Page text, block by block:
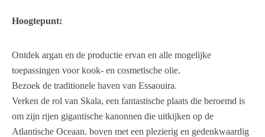
Hoogtepunt:
Ontdek argan en de productie ervan en alle mogelijke
toepassingen voor kook- en cosmetische olie.
Bezoek de traditionele haven van Essaouira.
Verken de rol van Skala, een fantastische plaats die beroemd is
om zijn rijen gigantische kanonnen die uitkijken op de
Atlantische Oceaan. boven met een plezierig en gedenkwaardig